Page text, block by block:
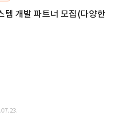
템 개발 파트너 모집(다양한